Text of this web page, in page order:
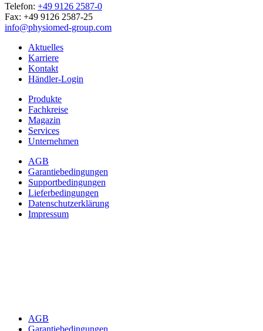
Telefon: +49 9126 2587-0
Fax: +49 9126 2587-25
info@physiomed-group.com
Aktuelles
Karriere
Kontakt
Händler-Login
Produkte
Fachkreise
Magazin
Services
Unternehmen
AGB
Garantiebedingungen
Supportbedingungen
Lieferbedingungen
Datenschutzerklärung
Impressum
AGB
Garantiebedingungen